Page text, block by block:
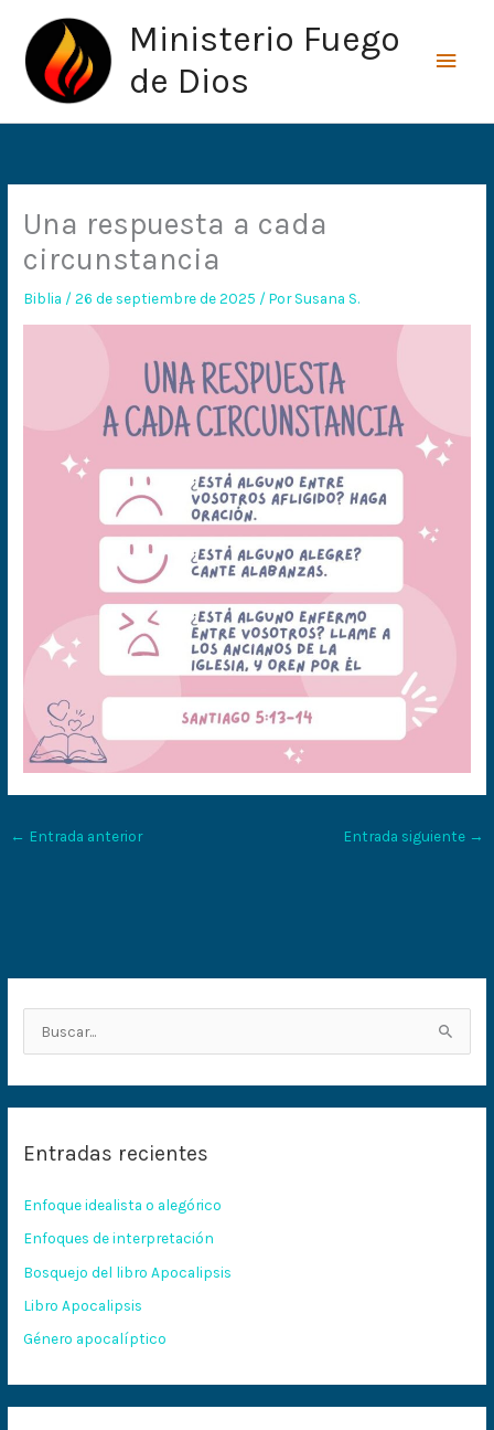
contenido
Ministerio Fuego
de Dios
Una respuesta a cada
circunstancia
Biblia /26 de septiembre de 2025 / PorSusana S.
← Entrada anterior Entrada siguiente →
a
p
o
r
:
Entradas recientes
Enfoque idealista o alegórico
Enfoques de interpretación
Bosquejo del libro Apocalipsis
Libro Apocalipsis
Género apocalíptico